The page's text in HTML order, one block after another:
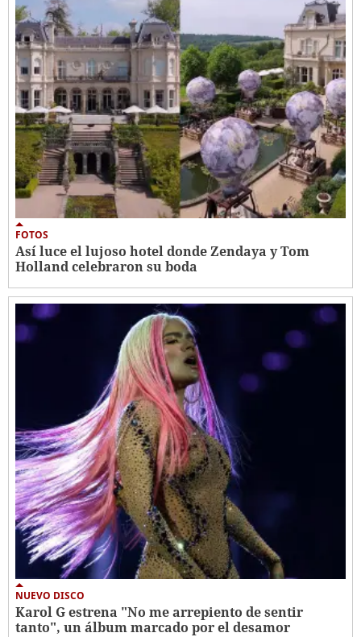
FOTOS
Así luce el lujoso hotel donde Zendaya y Tom
Holland celebraron su boda
NUEVO DISCO
Karol G estrena "No me arrepiento de sentir
tanto", un álbum marcado por el desamor